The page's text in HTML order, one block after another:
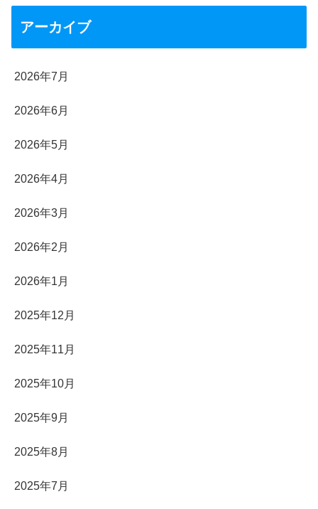
アーカイブ
2026年7月
2026年6月
2026年5月
2026年4月
2026年3月
2026年2月
2026年1月
2025年12月
2025年11月
2025年10月
2025年9月
2025年8月
2025年7月